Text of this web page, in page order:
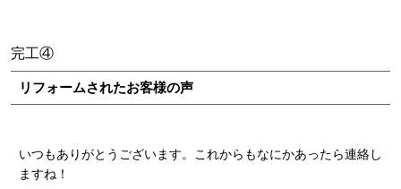
完工④
リフォームされたお客様の声
いつもありがとうございます。これからもなにかあったら連絡し
ますね！